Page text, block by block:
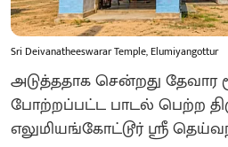
Sri Deivanatheeswarar Temple, Elumiyangottur
அடுத்ததாக சென்றது தேவார
போற்றப்பட்ட பாடல் பெற்ற
எலுமியங்கோட்டூர் ஸ்ரீ